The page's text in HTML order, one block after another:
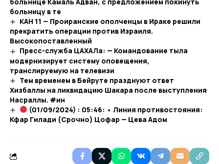
больницу в те
КАН 11 — Проиранские ополченцы в Ираке решили
прекратить операции против Израиля.
Высокопоставленный
Пресс-служба ЦАХАЛа: — Командование тыла
модернизирует систему оповещения,
транслируемую на телевизи
Тем временем в Бейруте празднуют ответ
Хизбаллы на ликвидацию Шакара после выступления
Насраллы. #ин
(01/09/2024) : 05:46: • Линия противостояния:
Кфар Гилади (Срочно) Цофар — Цева Адом